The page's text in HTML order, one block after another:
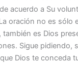
acuerdo a Su
oración no es sólo
también es Dios
Sigue pidiendo,
Dios te conceda